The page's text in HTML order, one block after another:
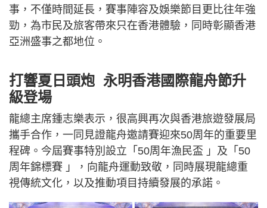
事，不僅時間延長，賽事陣容及娛樂節目更比往年強
勁，為市民及旅客帶來只在香港體驗，同時彰顯香港
亞洲盛事之都地位。
打響夏日頭炮 永明香港國際龍舟節升
級登場
龍總主席鍾志樂表示，很高興再次與香港旅遊發展局
攜手合作，一同見證龍舟邀請賽迎來50周年的重要里
程碑。今屆賽事特別設立「50周年漁民盃 」及「50
周年錦標賽 」，向龍舟運動致敬，同時展現龍總重
視傳統文化，以及推動項目持續發展的承諾。